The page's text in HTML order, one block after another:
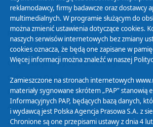
Polityka Prywatności
Zasady korzystania z Serwisu
Organizacje Pożytku Publicznego
Cyfryzacja DAB+
Polityka ochrony danych osobowych
Abonament
Zamówienia publiczne
reklamodawcy, firmy badawcze oraz dostawcy
multimedialnych. W programie służącym do
można zmienić ustawienia dotyczące cookies.
naszych serwisów internetowych bez zmiany
cookies oznacza, że będą one zapisane w
Więcej informacji można znaleźć w naszej
Zamieszczone na stronach internetowych
materiały sygnowane skrótem „PAP” stanowią
Informacyjnych PAP, będących bazą danych,
i wydawcą jest Polska Agencja Prasowa S.A. z
Chronione są one przepisami ustawy z dnia 4